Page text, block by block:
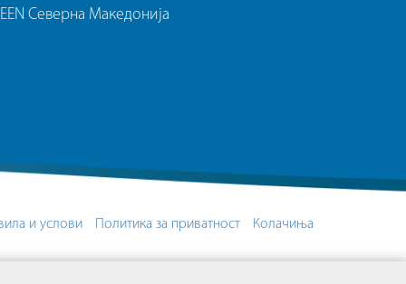
Северна Македонија
и услови Политика за приватност Колачиња